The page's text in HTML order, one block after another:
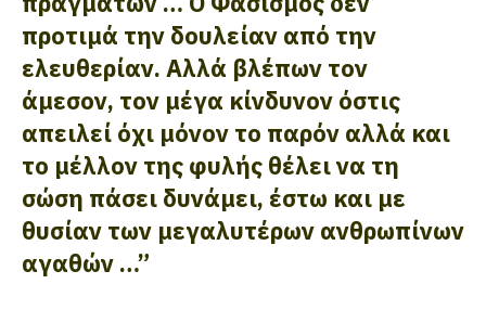
προτιμά την δουλείαν από την
ελευθερίαν. Αλλά βλέπων τον
άμεσον, τον μέγα κίνδυνον όστις
απειλεί όχι μόνον το παρόν αλλά και
το μέλλον της φυλής θέλει να τη
σώση πάσει δυνάμει, έστω και με
θυσίαν των μεγαλυτέρων ανθρωπίνων
αγαθών …”